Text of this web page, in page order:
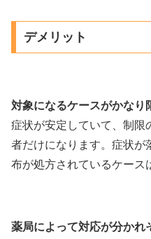
デメリット
対象になるケースがかなり
症状が安定していて、制限
者だけになります。症状が
布が処方されているケース
薬局によって対応が分かれ